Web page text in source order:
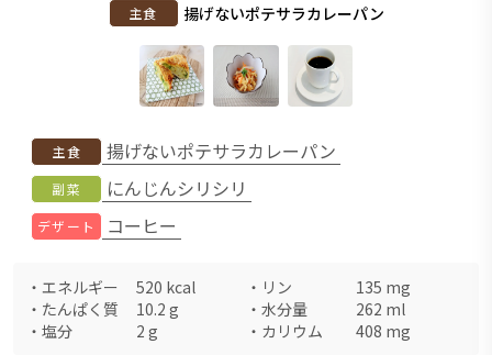
主食 揚げないポテサラカレーパン
主食 揚げないポテサラカレーパン
副菜 にんじんシリシリ
デザート コーヒー
・ エネルギー 520 kcal ・ リン 135 mg
・ たんぱく質 10.2 g ・ 水分量 262 ml
・ 塩分 2 g ・ カリウム 408 mg